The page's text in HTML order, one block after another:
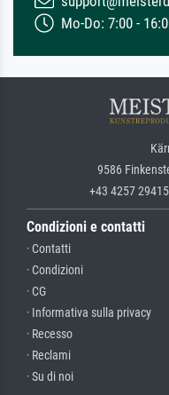
Mo-Do: 7:00 -
9586
+43 4257
Condizioni e contatti
· Contatti
· Condizioni
· CG
· Informativa sulla privacy
· Recesso
· Reclami
· Su di noi